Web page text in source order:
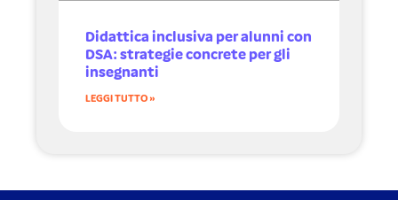
Didattica inclusiva per alunni con
DSA: strategie concrete per gli
insegnanti
LEGGI TUTTO »